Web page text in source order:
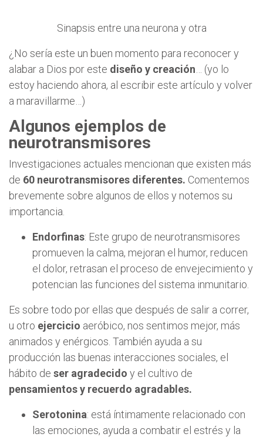
Sinapsis entre una neurona y otra
¿No sería este un buen momento para reconocer y
alabar a Dios por este diseño y creación … (yo lo
estoy haciendo ahora, al escribir este artículo y volver
a maravillarme…)
Algunos ejemplos de
neurotransmisores
Investigaciones actuales mencionan que existen más
de 60 neurotransmisores diferentes. Comentemos
brevemente sobre algunos de ellos y notemos su
importancia.
Endorfinas: Este grupo de neurotransmisores
promueven la calma, mejoran el humor, reducen
el dolor, retrasan el proceso de envejecimiento y
potencian las funciones del sistema inmunitario.
Es sobre todo por ellas que después de salir a correr,
u otro ejercicio aeróbico, nos sentimos mejor, más
animados y enérgicos. También ayuda a su
producción las buenas interacciones sociales, el
hábito de ser agradecido y el cultivo de
pensamientos y recuerdo agradables.
Serotonina: está íntimamente relacionado con
las emociones, ayuda a combatir el estrés y la